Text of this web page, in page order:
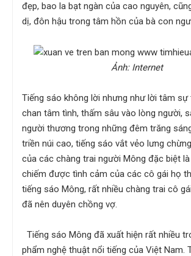
đẹp, bao la bạt ngàn của cao nguyên,
dị, đôn hậu trong tâm hồn của bà con
Ảnh: Internet
Tiếng sáo không lời nhưng như lời tâm
chan tâm tình, thấm sâu vào lòng người,
người thương trong những đêm trăng
triền núi cao, tiếng sáo vắt vẻo lưng
của các chàng trai người Mông đặc biệt
chiếm được tình cảm của các cô gái họ
tiếng sáo Mông, rất nhiều chàng trai cô
đã nên duyên chồng vợ.
Tiếng sáo Mông đã xuất hiện rất nhiều
phẩm nghệ thuật nổi tiếng của Việt Nam.